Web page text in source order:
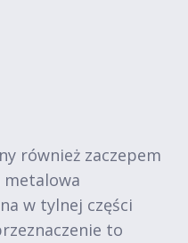
również zaczepem
w tylnej części
to